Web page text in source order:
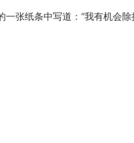
张纸条中写道：“我有机会除